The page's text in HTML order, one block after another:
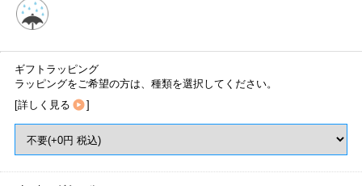
ギフトラッピング
ラッピングをご希望の方は、種類を選択してください。
[詳しく見る ]